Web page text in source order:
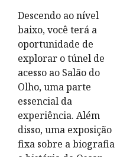
Descendo ao nível
baixo, você terá a
oportunidade de
explorar o túnel de
acesso ao Salão do
Olho, uma parte
essencial da
experiência. Além
disso, uma exposição
fixa sobre a biografia